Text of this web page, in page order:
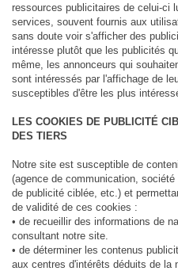
ressources publicitaires de celui-ci
services, souvent fournis aux
sans doute voir s'afficher des
intéresse plutôt que les publicités
même, les annonceurs qui
sont intéressés par l'affichage de
susceptibles d'être les plus
LES COOKIES DE PUBLICITÉ
DES TIERS
Notre site est susceptible de
(agence de communication,
de publicité ciblée, etc.) et
de validité de ces cookies :
• de recueillir des informations de
consultant notre site.
• de déterminer les contenus
aux centres d'intérêts déduits de la